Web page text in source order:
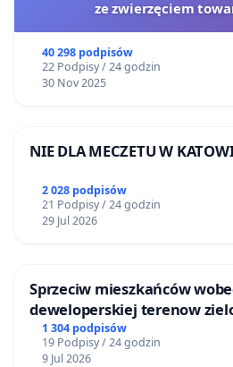
ze zwierzęciem
40 298 podpisów
22 Podpisy / 24 godzin
30 Nov 2025
NIE DLA MECZETU W
2 028 podpisów
21 Podpisy / 24 godzin
29 Jul 2026
Sprzeciw mieszkańców
deweloperskiej terenow
Bulwarów Straceńskich w
1 304 podpisów
19 Podpisy / 24 godzin
9 Jul 2026